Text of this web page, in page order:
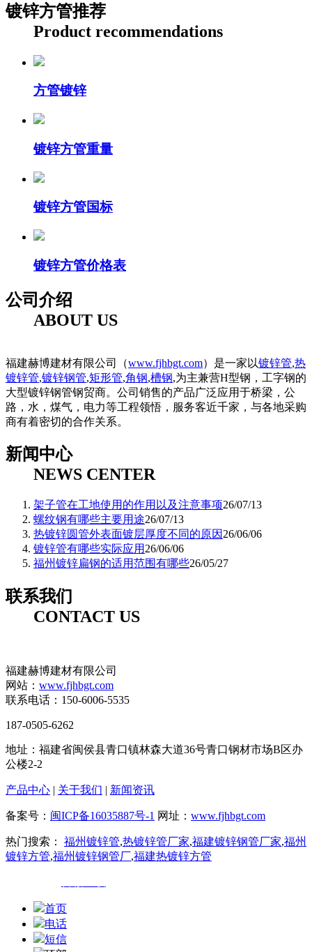
镀锌方管推荐
Product recommendations
方管镀锌
镀锌方管重量
镀锌方管国标
镀锌方管价格表
公司介绍
ABOUT US
福建赫博建材有限公司（www.fjhbgt.com）是一家以镀锌管,热
镀锌管,镀锌钢管,矩形管,角钢,槽钢,为主兼营H型钢，工字钢的
大型镀锌钢管钢贸商。公司销售的产品广泛应用于桥梁，公
路，水，煤气，电力等工程领悟，服务客近千家，与各地采购
商有着密切的合作关系。
新闻中心
NEWS CENTER
架子管在工地使用的作用以及注意事项26/07/13
螺纹钢有哪些主要用途26/07/13
热镀锌圆管外表面镀层厚度不同的原因 26/06/06
镀锌管有哪些实际应用 26/06/06
福州镀锌扁钢的适用范围有哪些26/05/27
联系我们
CONTACT US
福建赫博建材有限公司
网站： www.fjhbgt.com
联系电话：150-6006-5535
187-0505-6262
地址：福建省闽侯县青口镇林森大道36号青口钢材市场B区办
公楼2-2
产品中心 | 关于我们 | 新闻资讯
备案号： 闽ICP备16035887号-1 网址： www.fjhbgt.com
热门搜索： 福州镀锌管,热镀锌管厂家,福建镀锌钢管厂家,福州
镀锌方管,福州镀锌钢管厂,福建热镀锌方管
首页
电话
短信